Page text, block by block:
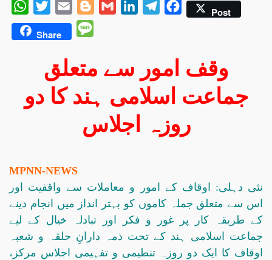
WhatsApp
Twitter Email BloggerGmail LinkedInTelegramFacebookPost
Share
وقف امور سے متعلق
جماعت اسلامی ہند کا دو
روزہ اجلاس
MPNN-NEWS
نئی دہلی: اوقاف کے امور و معاملات سے واقفیت اور
اس سے متعلق جملہ کاموں کو بہتر انداز میں انجام دینے
کے طریقہ کار پر غور و فکر اور تبادلہ خیال کے لیے
جماعت اسلامی ہند کے تحت ذمہ دارانِ حلقہ و شعبہ
اوقاف کا ایک دو روزہ تنطیمی و تفہیمی اجلاس مرکز،